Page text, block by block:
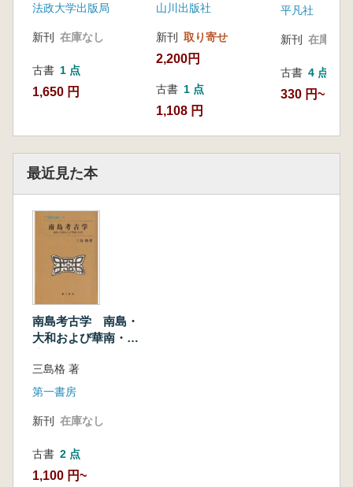
法政大学出版局
新刊 在庫なし
古書 1 点
1,650 円
山川出版社
新刊 取り寄せ
2,200円
古書 1 点
1,108 円
平凡社
新刊 在庫なし
古書 4 点
330 円~
最近見た本
南島考古学 南島・
大和および華南・台
三島格 著
第一書房
新刊 在庫なし
古書 2 点
1,100 円~